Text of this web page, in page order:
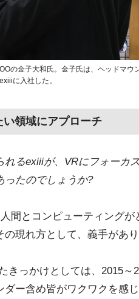
の金子大和氏。金子氏は、ヘッドマ
に入社した。
領域にアプローチ
るexiiiが、VRにフォーカ
ったのでしょうか?
間とコンピューティング
の現れ方として、義手があ
きっかけとしては、2015
ダー含め皆がワクワクを感